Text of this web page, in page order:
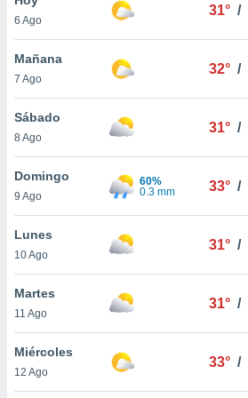
y
en
más
de
6 Ago
31° /
Mañana
7 Ago
32° /
Sábado
8 Ago
31° /
Domingo
9 Ago
60%
0.3 mm
33° /
Lunes
10 Ago
31° /
Martes
11 Ago
31° /
Miércoles
12 Ago
33° /